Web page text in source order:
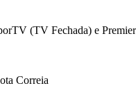
(TV Fechada) e
Correia